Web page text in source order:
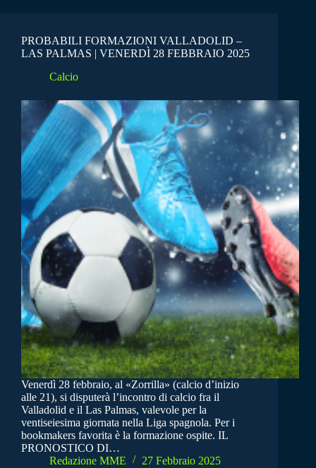
PROBABILI FORMAZIONI VALLADOLID –
LAS PALMAS | VENERDÌ 28 FEBBRAIO 2025
Calcio
Venerdì 28 febbraio, al «Zorrilla» (calcio d’inizio
alle 21), si disputerà l’incontro di calcio fra il
Valladolid e il Las Palmas, valevole per la
ventiseiesima giornata nella Liga spagnola. Per i
bookmakers favorita è la formazione ospite. IL
PRONOSTICO DI…
Redazione MME
27 Febbraio 2025